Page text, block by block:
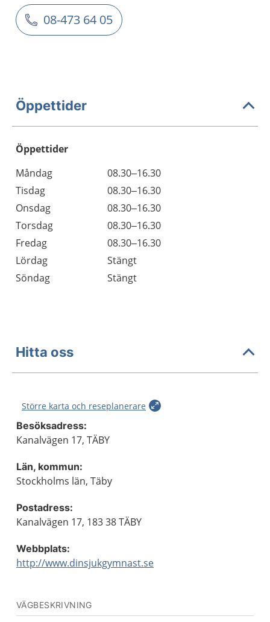
08-473 64 05
Öppettider
Öppettider
Dag
Öppettider
Kommentarer
Måndag
08.30–16.30
Tisdag
08.30–16.30
Onsdag
08.30–16.30
Torsdag
08.30–16.30
Fredag
08.30–16.30
Lördag
Stängt
Söndag
Stängt
Hitta oss
Större karta och reseplanerare
Besöksadress:
Kanalvägen 17, TÄBY
Län, kommun:
Stockholms län, Täby
Postadress:
Kanalvägen 17, 183 38 TÄBY
Webbplats:
http://www.dinsjukgymnast.se
VÄGBESKRIVNING